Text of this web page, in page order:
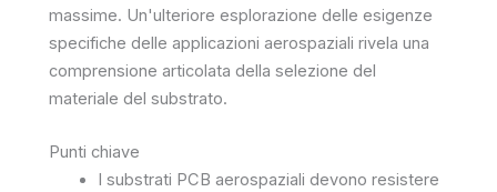
massime. Un'ulteriore esplorazione delle esigenze
specifiche delle applicazioni aerospaziali rivela una
comprensione articolata della selezione del
materiale del substrato.
Punti chiave
I substrati PCB aerospaziali devono resistere